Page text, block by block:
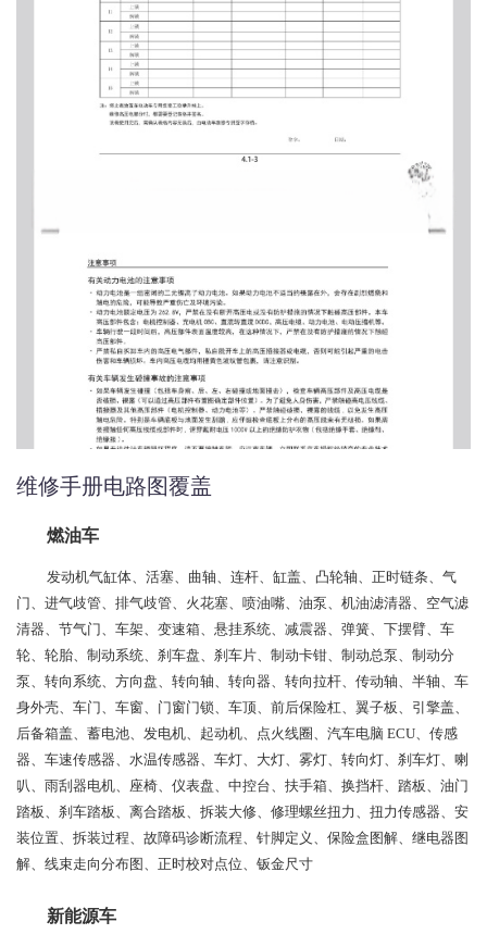
维修手册电路图覆盖
燃油车
发动机气缸体、活塞、曲轴、连杆、缸盖、凸轮轴、正时链条、气
门、进气歧管、排气歧管、火花塞、喷油嘴、油泵、机油滤清器、空气滤
清器、节气门、车架、变速箱、悬挂系统、减震器、弹簧、下摆臂、车
轮、轮胎、制动系统、刹车盘、刹车片、制动卡钳、制动总泵、制动分
泵、转向系统、方向盘、转向轴、转向器、转向拉杆、传动轴、半轴、车
身外壳、车门、车窗、门窗门锁、车顶、前后保险杠、翼子板、引擎盖、
后备箱盖、蓄电池、发电机、起动机、点火线圈、汽车电脑 ECU、传感
器、车速传感器、水温传感器、车灯、大灯、雾灯、转向灯、刹车灯、喇
叭、雨刮器电机、座椅、仪表盘、中控台、扶手箱、换挡杆、踏板、油门
踏板、刹车踏板、离合踏板、拆装大修、修理螺丝扭力、扭力传感器、安
装位置、拆装过程、故障码诊断流程、针脚定义、保险盒图解、继电器图
解、线束走向分布图、正时校对点位、钣金尺寸
新能源车